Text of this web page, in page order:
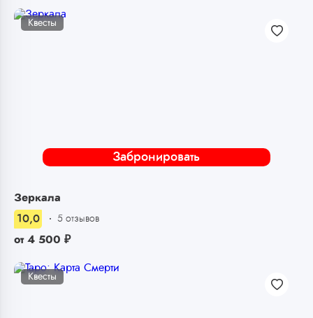
Забронировать
Квесты
Зеркала
10,0
5 отзывов
от 4 500 ₽
Квесты